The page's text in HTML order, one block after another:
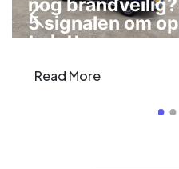
nog brandveilig?
5 signalen om op
te letten
Read More